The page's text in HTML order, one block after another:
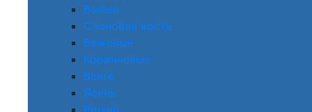
Белые
Слоновая кость
Бежевые
Коричневые
Венге
Ясень
Вишня